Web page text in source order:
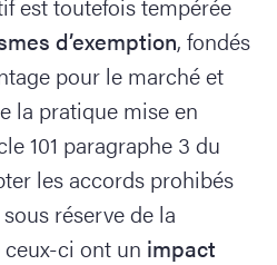
d’exemption, fondés
pour le marché et
la pratique mise en
101 paragraphe 3 du
les accords prohibés
réserve de la
ci ont un impact